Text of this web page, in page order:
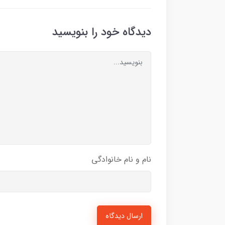
دیدگاه خود را بنویسید
نام و نام خانوادگی
ارسال دیدگاه